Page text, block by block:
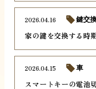
家の鍵を交換する時
2026.04.16 鍵交
スマートキーの電池
2026.04.15 車